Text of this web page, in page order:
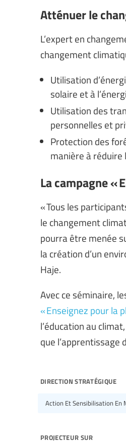
Atténuer le
L’expert en
changement
Utilisation
solaire et à
Utilisation des
personnelles et
Protection des
manière à réduire
La campagne «
« Tous les
le changement
pourra être menée
la création d’un
Haje.
Avec ce séminaire,
« Enseignez pour la
l’éducation au
que l’apprentissage
direction stratégique
Action Et Sensibilisation En
projecteur sur